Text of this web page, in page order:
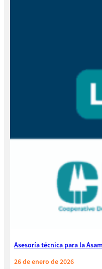
Asesoría técnica para la
26 de enero de 2026